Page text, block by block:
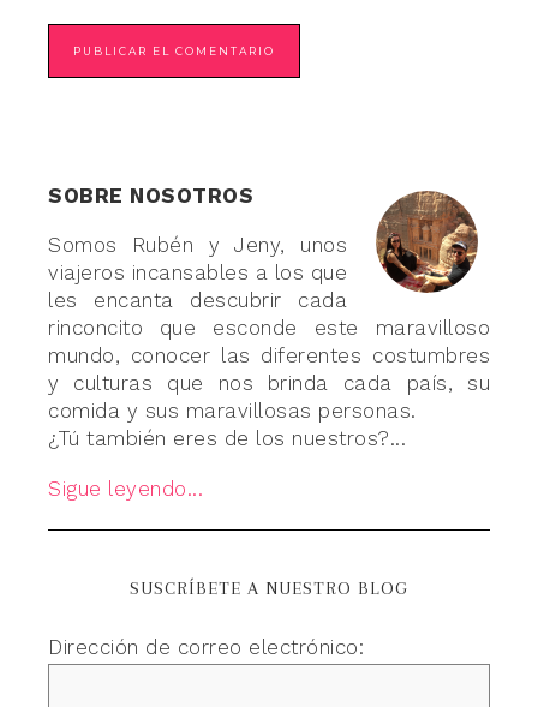
SOBRE NOSOTROS
Somos Rubén y Jeny, unos
viajeros incansables a los que
les encanta descubrir cada
rinconcito que esconde este maravilloso
mundo, conocer las diferentes costumbres
y culturas que nos brinda cada país, su
comida y sus maravillosas personas.
¿Tú también eres de los nuestros?...
Sigue leyendo...
SUSCRÍBETE A NUESTRO BLOG
Dirección de correo electrónico: